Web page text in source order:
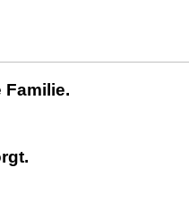
Familie.